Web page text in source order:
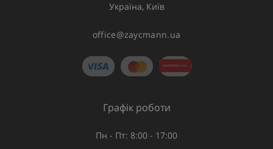
Україна, Київ
office@zaycmann.ua
Графік роботи
Пн - Пт: 8:00 - 17:00